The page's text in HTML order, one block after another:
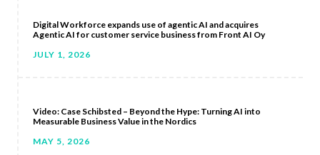
Digital Workforce expands use of agentic AI and acquires
Agentic AI for customer service business from Front AI Oy
JULY 1, 2026
Video: Case Schibsted – Beyond the Hype: Turning AI into
Measurable Business Value in the Nordics
MAY 5, 2026